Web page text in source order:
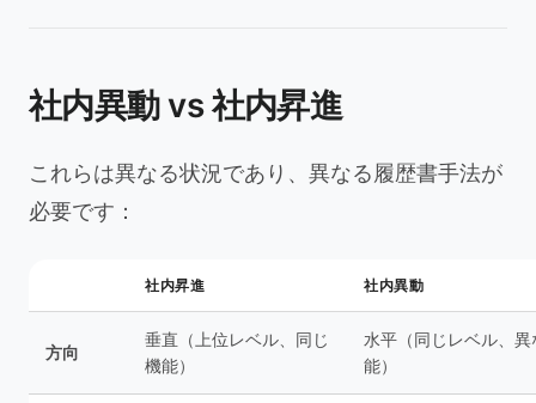
社内異動 vs 社内昇進
これらは異なる状況であり、異なる履歴書手法が
必要です：
社内昇進 社内異動
方向
垂直（上位レベル、同じ
機能）
水平（同じレベル、異
能）